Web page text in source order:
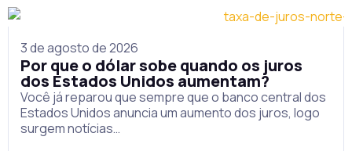
3 de agosto de 2026
Por que o dólar sobe quando os juros
dos Estados Unidos aumentam?
Você já reparou que sempre que o banco central dos
Estados Unidos anuncia um aumento dos juros, logo
surgem notícias…